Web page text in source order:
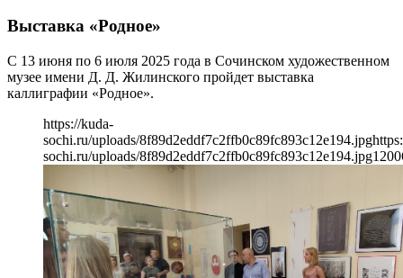
Выставка «Родное»
С 13 июня по 6 июля 2025 года в Сочинском художественном
музее имени Д. Д. Жилинского пройдет выставка
каллиграфии «Родное».
https://kuda-
sochi.ru/uploads/8f89d2eddf7c2ffb0c89fc893c12e194.jpg
sochi.ru/uploads/8f89d2eddf7c2ffb0c89fc893c12e194.jpg1200